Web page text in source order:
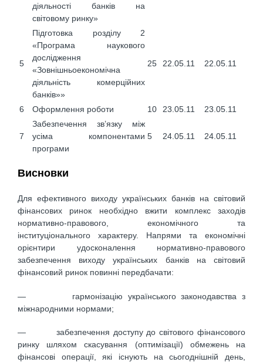
діяльності банків на
світовому ринку»
5
Підготовка розділу 2
«Програма наукового
дослідження
«Зовнішньоекономічна
діяльність комерційних
банків»»
25 22.05.11 22.05.11
6 Оформлення роботи 10 23.05.11 23.05.11
7
Забезпечення зв’язку між
усіма компонентами
програми
5 24.05.11 24.05.11
Висновки
Для ефективного виходу українських банків на світовий
фінансових ринок необхідно вжити комплекс заходів
нормативно-правового, економічного та
інституціонального характеру. Напрями та економічні
орієнтири удосконалення нормативно-правового
забезпечення виходу українських банків на світовий
фінансовий ринок повинні передбачати:
— гармонізацію українського законодавства з
міжнародними нормами;
— забезпечення доступу до світового фінансового
ринку шляхом скасування (оптимізації) обмежень на
фінансові операції, які існують на сьогоднішній день,